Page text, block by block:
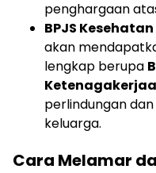
penghargaan
BPJS
akan
lengkap berupa
perlindungan
keluarga.
Cara Melamar